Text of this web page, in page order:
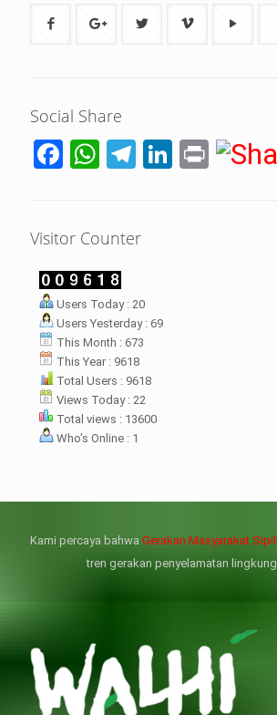
Social Share
Facebook
WhatsApp
Telegram
LinkedIn
Print
Visitor Counter
Users Today : 20
Users Yesterday : 69
This Month : 673
This Year : 9618
Total Users : 9618
Views Today : 22
Total views : 13600
Who's Online : 1
Desak
masyarakat dua desa
bukan merupakan
pertama ke
ATR/ BPN. Warga
kunjungan kali ini membuat
ATR/BPN
penyelesaian
agraria di desa mereka.
壯陽藥台灣購物
情感來說不管是ED患者自己還
生活肯定都是非常不滿意的，
而鋼, 因此只要了解避免了以上禁
症，現有的臨床經驗來看，在醫
犀利士壯陽藥線上購買
康、動脈血管健康，使心臟動泵
，從而引起器質性勃起功能障
（陽痿）。犀利士的副作用類
，所以亦會加重犀利士副作用症
Kami percaya bahwa Gerakan Masyarakat Sipil
tren gerakan penyelamatan